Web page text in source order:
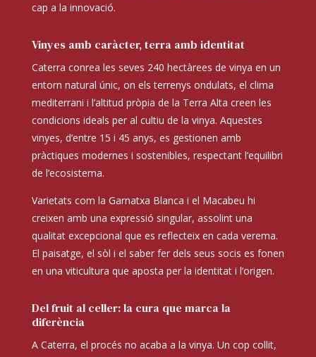
cap a la innovació.
Vinyes amb caràcter, terra amb identitat
Caterra conrea les seves 240 hectàrees de vinya en un
entorn natural únic, on els terrenys ondulats, el clima
mediterrani i l’altitud pròpia de la Terra Alta creen les
condicions ideals per al cultiu de la vinya. Aquestes
vinyes, d’entre 15 i 45 anys, es gestionen amb
pràctiques modernes i sostenibles, respectant l’equilibri
de l’ecosistema.
Varietats com la Garnatxa Blanca i el Macabeu hi
creixen amb una expressió singular, assolint una
qualitat excepcional que es reflecteix en cada verema.
El paisatge, el sòl i el saber fer dels seus socis es fonen
en una viticultura que aposta per la identitat i l’origen.
Del fruit al celler: la cura que marca la
diferència
A Caterra, el procés no acaba a la vinya. Un cop collit,